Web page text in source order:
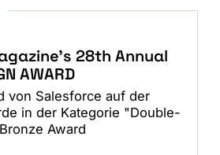
28th Annual
AWARD
von Salesforce auf der
in der Kategorie "Double-
Award